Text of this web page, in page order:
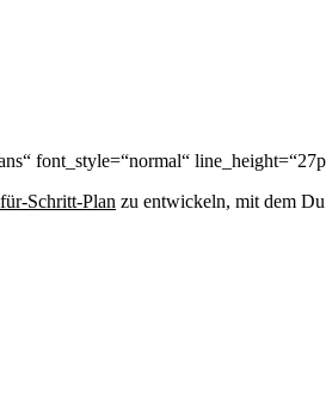
font_style=“normal“
Schritt-Plan zu entwickeln, mit dem